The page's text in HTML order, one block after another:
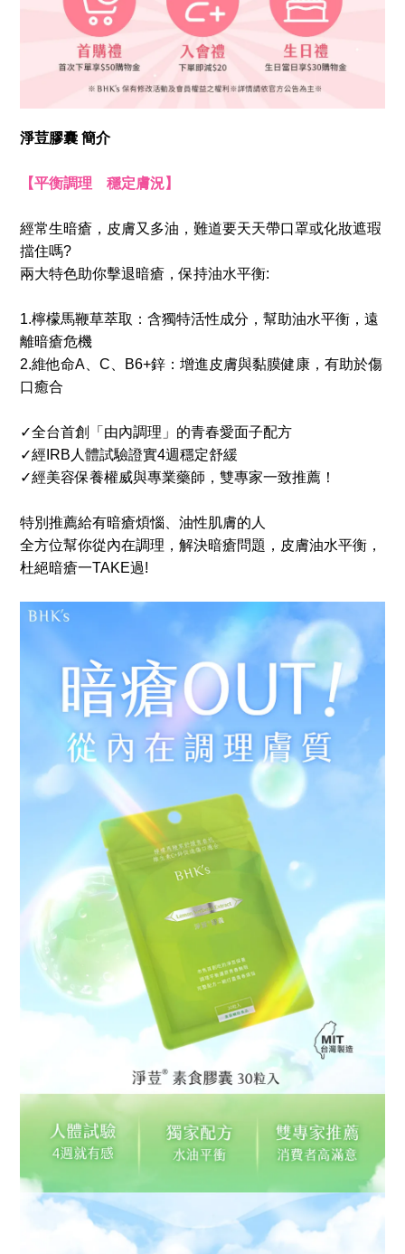
淨荳膠囊 簡介
【平衡調理　穩定膚況】
經常生暗瘡，皮膚又多油，難道要天天帶口罩或化妝遮瑕
擋住嗎?
兩大特色助你擊退暗瘡，保持油水平衡:
1.檸檬馬鞭草萃取：含獨特活性成分，幫助油水平衡，遠
離暗瘡危機
2.維他命A、C、B6+鋅：增進皮膚與黏膜健康，有助於傷
口癒合
✓全台首創「由內調理」的青春愛面子配方
✓經IRB人體試驗證實4週穩定舒緩
✓經美容保養權威與專業藥師，雙專家一致推薦！
特別推薦給有暗瘡煩惱、油性肌膚的人
全方位幫你從內在調理，解決暗瘡問題，皮膚油水平衡，
杜絕暗瘡一TAKE過!